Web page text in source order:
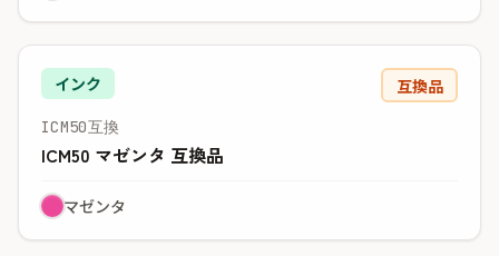
インク 互換品
ICM50互換
ICM50 マゼンタ 互換品
マゼンタ